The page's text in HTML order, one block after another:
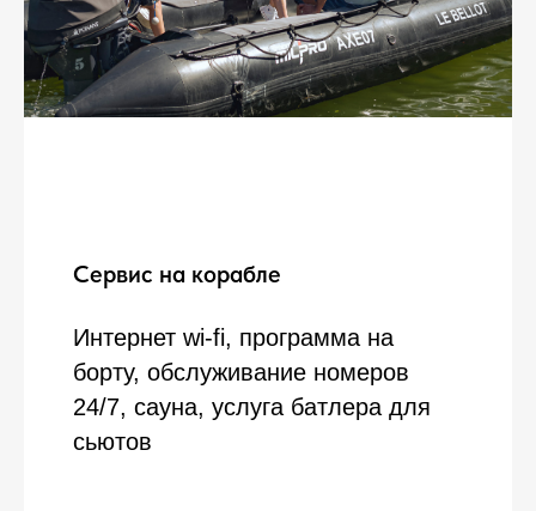
Сервис на корабле
Интернет wi-fi, программа на
борту, обслуживание номеров
24/7, сауна, услуга батлера для
сьютов